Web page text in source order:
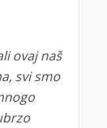
ovaj naš
svi smo